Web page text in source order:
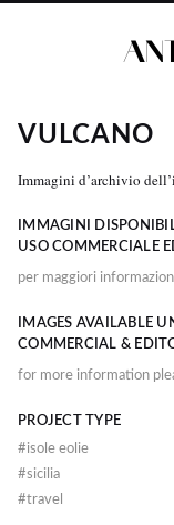
VULCANO
Immagini d’archivio
IMMAGINI
USO COMMERCIALE
per maggiori
IMAGES AVAILABLE
COMMERCIAL &
for more information
PROJECT TYPE
#isole eolie
#sicilia
#travel